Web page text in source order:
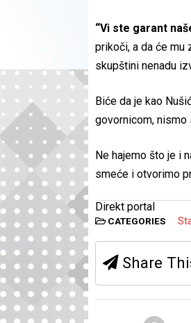
“Vi ste garant
prikoči, a da će mu
skupštini nenadu
Biće da je kao
govornicom, nismo
Ne hajemo što je i
smeće i otvorimo
Direkt portal
CATEGORIES
Share